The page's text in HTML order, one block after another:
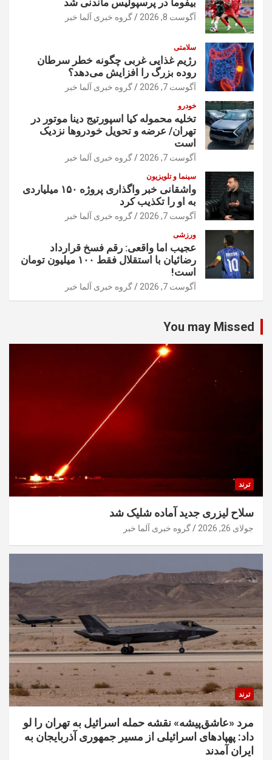
بیفوما در پرسپولیس ماندنی شد
آگوست 8, 2026 گروه خبری آلما خبر
سلامتی
رژیم غذایی غربی چگونه خطر سرطان
روده بزرگ را افزایش می‌دهد؟
آگوست 7, 2026 گروه خبری آلما خبر
خودرو
تخلیه محموله کیا اسپورتیج دینا موتور در
تهران/ عرضه و تحویل خودروها نزدیک
است
آگوست 7, 2026 گروه خبری آلما خبر
سینما و تلویزیون
واشقانی خبر واگذاری پروژه ۱۵۰ میلیاردی
به او را تکذیب کرد
آگوست 7, 2026 گروه خبری آلما خبر
ورزشی
عجیب اما واقعی: رقم فسخ قرارداد
رضائیان با استقلال فقط ۱۰۰ میلیون تومان
است!
آگوست 7, 2026 گروه خبری آلما خبر
You may Missed
ترند
سلاح لیزری جدید آماده شلیک شد
جولای 26, 2026 گروه خبری آلما خبر
ترند
مرد «عاشق‌پیشه» نقشه حمله اسرائیل به تهران را لو
داد: پهپادهای اسرائیلی از مسیر جمهوری آذربایجان به
ایران آمدند